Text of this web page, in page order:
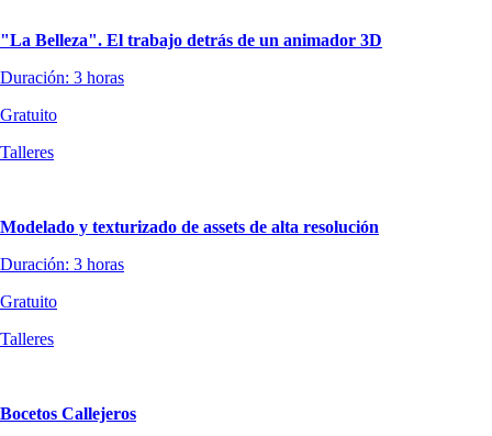
"La Belleza". El trabajo detrás de un animador 3D
Duración: 3 horas
Gratuito
Talleres
Modelado y texturizado de assets de alta resolución
Duración: 3 horas
Gratuito
Talleres
Bocetos Callejeros